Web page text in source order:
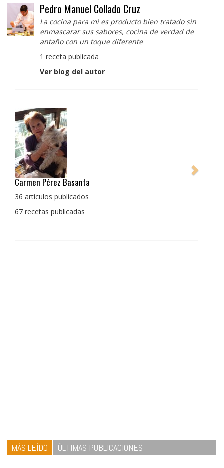
Pedro Manuel Collado Cruz
La cocina para mi es producto bien tratado sin
enmascarar sus sabores, cocina de verdad de
antaño con un toque diferente
1 receta publicada
Ver blog del autor
Pedro Manuel Collado Cruz
La cocina para mi es producto bien tratado sin
con un toque diferente